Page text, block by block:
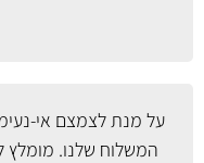
על מנת לצמצם אי-
המשלוח שלנו. מומלץ